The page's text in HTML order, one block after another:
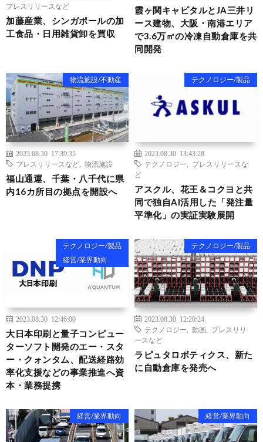
プレスリリースなど
加藤産業、シンガポールの加
工食品・日用雑貨卸を買収
霞ヶ関キャピタルとJA三井リ
ース建物、大阪・南港エリア
で3.6万㎡の冷凍自動倉庫を共
同開発
物流施設/不動産
2023.08.30 17:39:35
プレスリリースなど
物流施設
福山通運、千葉・八千代に県
内16カ所目の拠点を開設へ
テクノロジー/製品
2023.08.30 13:43:28
テクノロジー
プレスリリースな
ど
アスクル、花王＆コクヨと共
同で独自AI活用した「発注量
平準化」の実証実験展開
テクノロジー/製品
経営/業界動向
2023.08.30 12:46:00
大日本印刷と量子コンピュー
ターソフト開発のエー・スタ
ー・クォンタム、配送経路効
率化支援などの事業推進へ資
本・業務提携
テクノロジー/製品
2023.08.30 12:20:24
テクノロジー
動画
プレスリリ
ースなど
ラピュタロボティクス、新た
に自動倉庫を発売へ
経営/業界動向 経営/業界動向